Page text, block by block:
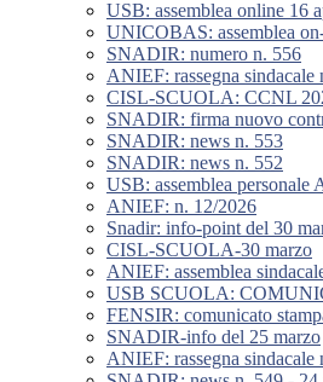
USB: assemblea online 16
UNICOBAS: assemblea
SNADIR: numero n. 556
ANIEF: rassegna sindacale
CISL-SCUOLA: CCNL
SNADIR: firma nuovo
SNADIR: news n. 553
SNADIR: news n. 552
USB: assemblea personale
ANIEF: n. 12/2026
Snadir: info-point del 30
CISL-SCUOLA-30 marzo
ANIEF: assemblea
USB SCUOLA:
FENSIR: comunicato
SNADIR-info del 25 marzo
ANIEF: rassegna sindacale